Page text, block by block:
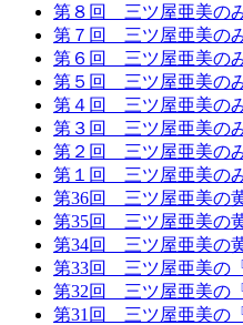
第８回 三ツ屋亜美の
第７回 三ツ屋亜美の
第６回 三ツ屋亜美の
第５回 三ツ屋亜美の
第４回 三ツ屋亜美の
第３回 三ツ屋亜美の
第２回 三ツ屋亜美の
第１回 三ツ屋亜美の
第36回 三ツ屋亜美の
第35回 三ツ屋亜美の
第34回 三ツ屋亜美の
第33回 三ツ屋亜美の
第32回 三ツ屋亜美の
第31回 三ツ屋亜美の